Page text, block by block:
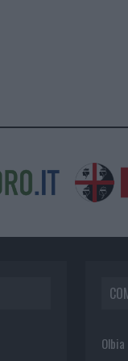
Olbia